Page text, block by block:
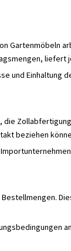
Gartenmöbeln
liefert
Einhaltung
beziehen